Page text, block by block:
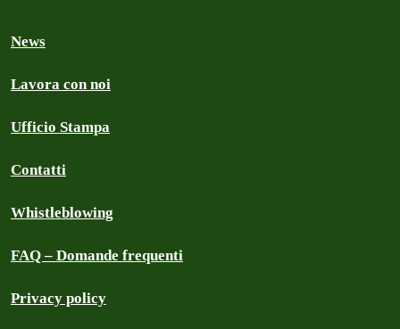
News
Lavora con noi
Ufficio Stampa
Contatti
Whistleblowing
FAQ – Domande frequenti
Privacy policy